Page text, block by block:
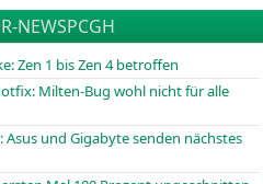
NEWSPCGH
Zen 1 bis Zen 4 betroffen
Milten-Bug wohl nicht für alle
und Gigabyte senden nächstes